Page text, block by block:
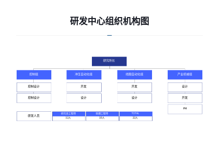
研发中心组织机构图
产业机械组
研发中心组织机构图
研究所长
控制组 冲压自动化组 线圈自动化组 产业机械组
控制设计 开发 开发 设计
控制设计 设计 设计 开发
PM
研发人员
研究员工程师 助理工程师
TOTAL
12人
10人 22人